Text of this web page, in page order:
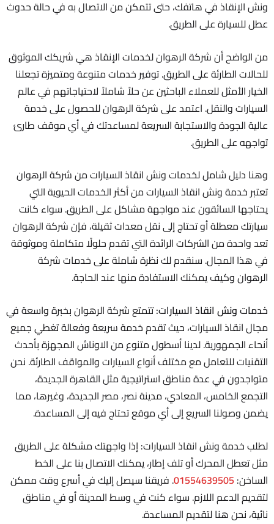
ونش الإنقاذ في هاتفك، حتى تتمكن من الاتصال به في حالة حدوث
عطل للسيارة على الطريق.
من الواضح أن شركة الرهوان لخدمات الإنقاذ هي شريكك الموثوق
للحالات الطارئة على الطريق. توفير خدمات متنوعة ومتميزة تجعلنا
الخيار الأمثل للعملاء الباحثين عن حلاً شاملاً لاحتياجاتهم في عالم
السيارات والنقل. اعتمد على شركة الرهوان للحصول على خدمة
عالية الجودة والاستجابة السريعة لمساعدتك في أي موقف طارئ
تواجهه على الطريق.
وهنا دليل شامل لخدمات ونش انقاذ السيارات من شركة الرهوان
تعتبر خدمة ونش انقاذ السيارات من أكثر الخدمات الحيوية التي
يحتاجها السائقون عند مواجهة مشاكل على الطريق. سواء كانت
سيارتك معطلة أو تحتاج إلى نقل معدات ثقيلة، فإن شركة الرهوان
تعد واحدة من الشركات الرائدة التي تقدم حلولًا متكاملة وموثوقة
في هذا المجال. سنقدم لك نظرة شاملة على خدمات شركة
الرهوان وكيف يمكنك الاستفادة منها عند الحاجة.
خدمات ونش انقاذ السيارات:تتمتع شركة الرهوان بخبرة واسعة في
مجال انقاذ السيارات، حيث تقدم خدمة سريعة وفعالة تغطي جميع
أنحاء الجمهورية. لدينا أسطول متنوع من الاوناش المجهزة بأحدث
التقنيات للتعامل مع مختلف أنواع السيارات والمواقف الطارئة. نحن
متواجدون في عدة مناطق استراتيجية مثل القاهرة الجديدة،
التجمع الخامس، المعادي، مدينة نصر، مصر الجديدة، وغيرها، مما
يضمن وصولنا السريع إلى أي موقع تحتاج فيه إلى المساعدة.
لطلب خدمة ونش انقاذ السيارات: إذا واجهتك مشكلة على الطريق
مثل تعطل المحرك أو تلف إطار، يمكنك الاتصال بنا على الخط
الساخن: 01554639505. فريقنا سيصل إليك في أسرع وقت ممكن
لتقديم الدعم اللازم. سواء كنت في وسط المدينة أو في مناطق
نائية، نحن هنا لتقديم المساعدة.